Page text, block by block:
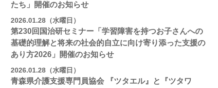
たち」開催のお知らせ
2026.01.28（水曜日）
第230回国治研セミナー「学習障害を持つお子さんへの
基礎的理解と将来の社会的自立に向け寄り添った支援の
あり方2026」開催のお知らせ
2026.01.28（水曜日）
青森県介護支援専門員協会 『ツタエル』と『ツタワ